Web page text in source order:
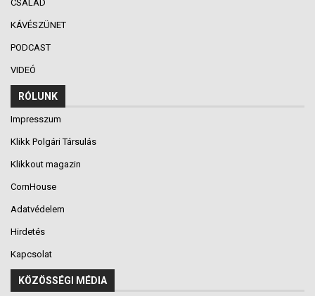
CSALÁD
KÁVÉSZÜNET
PODCAST
VIDEÓ
RÓLUNK
Impresszum
Klikk Polgári Társulás
Klikkout magazin
CornHouse
Adatvédelem
Hirdetés
Kapcsolat
KÖZÖSSÉGI MÉDIA